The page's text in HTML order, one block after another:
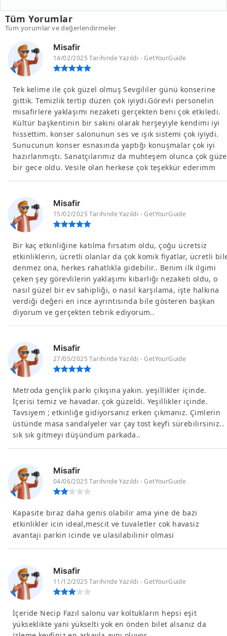
Tüm Yorumlar
Tüm yorumlar ve değerlendirmeler
Misafir
14/02/2025 Tarihinde Yazıldı - GetYourGuide
Tek kelime ile çok güzel olmuş Sevgililer günü konserine
gittik. Temizlik tertip düzen çok iyiydi.Görevli personelin
misafirlere yaklaşımı nezaketi gerçekten beni çok etkiledi.
Kültür başkentinin bir sakini olarak herşeyiyle kendimi iyi
hissettim. konser salonunun ses ve ışık sistemi çok iyiydi.
Sunucunun konser esnasında yaptığı konuşmalar çok iyi
hazırlanmıştı. Sanatçılarımız da muhteşem olunca çok
bir gece oldu. Vesile olan herkese çok teşekkür ederimm
Misafir
15/02/2025 Tarihinde Yazıldı - GetYourGuide
Bir kaç etkinliğine katılma fırsatım oldu, çoğu ücretsiz
etkinliklerin, ücretli olanlar da çok komik fiyatlar, ücretli
denmez ona, herkes rahatlıkla gidebilir.. Benim ilk ilgimi
çeken şey görevlilerin yaklaşımı kibarlığı nezaketi oldu, o
nasıl güzel bir ev sahipliği, o nasıl karşılama, işte halkına
verdiği değeri en ince ayrıntısında bile gösteren başkan
diyorum ve gerçekten tebrik ediyorum..
Misafir
27/05/2025 Tarihinde Yazıldı - GetYourGuide
Metroda gençlik parkı çıkışına yakın. yeşillikler içinde.
İçerisi temiz ve havadar. çok güzeldi. Yeşillikler içinde.
Tavsiyem ; etkinliğe gidiyorsanız erken çıkmanız. Çimlerin
üstünde masa sandalyeler var çay tost keyfi sürebilirsiniz..
sık sık gitmeyi düşündüm parkada..
Misafir
04/06/2025 Tarihinde Yazıldı - GetYourGuide
Kapasite biraz daha genis olabilir ama yine de bazi
etkinlikler icin ideal,mescit ve tuvaletler cok havasiz
avantaji parkin icinde ve ulasilabilinir olmasi
Misafir
11/12/2025 Tarihinde Yazıldı - GetYourGuide
İçeride Necip Fazıl salonu var koltukların hepsi eşit
yükseklikte yani yükselti yok en önden bilet alsanız da